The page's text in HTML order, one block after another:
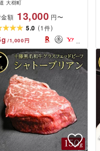
大樹町
額 13,000 円〜
5.0 (1件)
g /1,000円